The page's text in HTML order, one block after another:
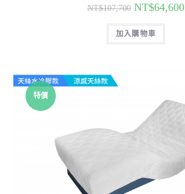
NT$107,700 NT$64,600
加入購物車
特價